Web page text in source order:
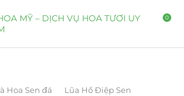
0
Hoa Sen đá
Lũa Hồ Điệp Sen